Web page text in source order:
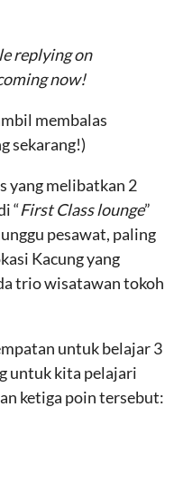
replying on
now!
membalas
sekarang!)
yang melibatkan 2
“First Class lounge”
pesawat, paling
Kacung yang
trio wisatawan tokoh
untuk belajar 3
untuk kita pelajari
ketiga poin tersebut: